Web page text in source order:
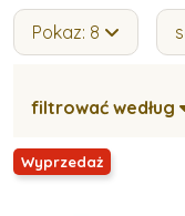
Pokaz: 8
filtrować według
Wyprzedaż